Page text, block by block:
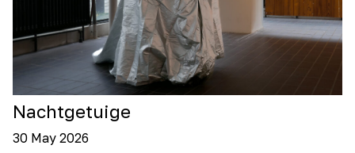
Nachtgetuige
30 May 2026